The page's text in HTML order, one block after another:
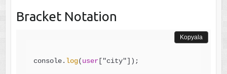
Bracket Notation
console. log(user
Kopyala